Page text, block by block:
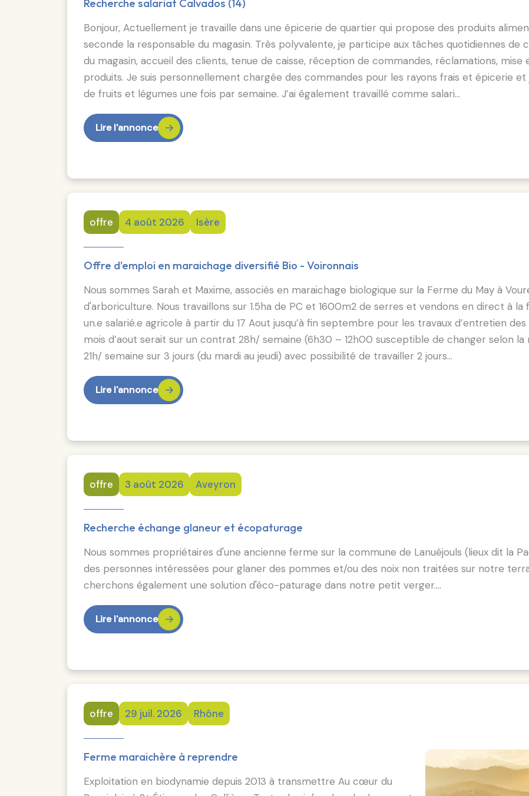
Recherche salariat Calvados (14)
Bonjour, Actuellement je travaille dans une épicerie de quartier qui propose des produits
seconde la responsable du magasin. Très polyvalente, je participe aux tâches quotidiennes
du magasin, accueil des clients, tenue de caisse, réception de commandes, réclamations, mise
produits. Je suis personnellement chargée des commandes pour les rayons frais et épicerie
de fruits et légumes une fois par semaine. J’ai également travaillé comme salari…
Lire l'annonce
offre 4 août 2026 Isère
Offre d'emploi en maraichage diversifié Bio - Voironnais
Nous sommes Sarah et Maxime, associés en maraichage biologique sur la Ferme du May à
d'arboriculture. Nous travaillons sur 1.5ha de PC et 1600m2 de serres et vendons en direct à
un.e salarié.e agricole à partir du 17 Aout jusqu’à fin septembre pour les travaux d’entretien
mois d’aout serait sur un contrat 28h/ semaine (6h30 – 12h00 susceptible de changer selon
21h/ semaine sur 3 jours (du mardi au jeudi) avec possibilité de travailler 2 jours…
Lire l'annonce
offre 3 août 2026 Aveyron
Recherche échange glaneur et écopaturage
Nous sommes propriétaires d'une ancienne ferme sur la commune de Lanuéjouls (lieux dit la
des personnes intéressées pour glaner des pommes et/ou des noix non traitées sur notre
cherchons également une solution d'éco-paturage dans notre petit verger.…
Lire l'annonce
offre 29 juil. 2026 Rhône
Ferme maraichère à reprendre
Exploitation en biodynamie depuis 2013 à transmettre Au cœur du